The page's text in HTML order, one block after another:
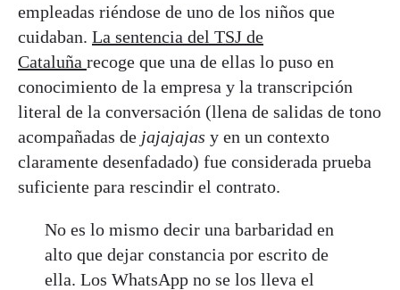
empleadas riéndose de uno de los niños que
cuidaban. La sentencia del TSJ de
Cataluña recoge que una de ellas lo puso en
conocimiento de la empresa y la transcripción
literal de la conversación (llena de salidas de tono
acompañadas de jajajajas y en un contexto
claramente desenfadado) fue considerada prueba
suficiente para rescindir el contrato.
No es lo mismo decir una barbaridad en
alto que dejar constancia por escrito de
ella. Los WhatsApp no se los lleva el